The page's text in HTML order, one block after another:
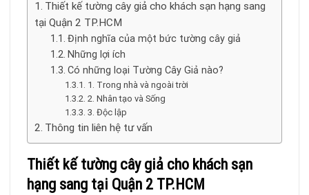
Thiết kế tường cây giả cho khách sạn hạng sang
tại Quận 2 TP.HCM
Định nghĩa của một bức tường cây giả
Những lợi ích
Có những loại Tường Cây Giả nào?
1. Trong nhà và ngoài trời
2. Nhân tạo và Sống
3. Độc lập
Thông tin liên hệ tư vấn
Thiết kế tường cây giả cho khách sạn
hạng sang tại Quận 2 TP.HCM